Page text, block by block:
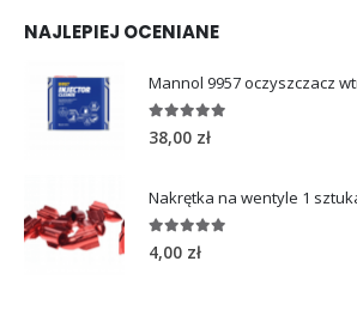
NAJLEPIEJ OCENIANE
Mannol 9957 oczyszczacz
5.00out of 5
38,00 zł
Nakrętka na wentyle 1
5.00 out of 5
4,00 zł